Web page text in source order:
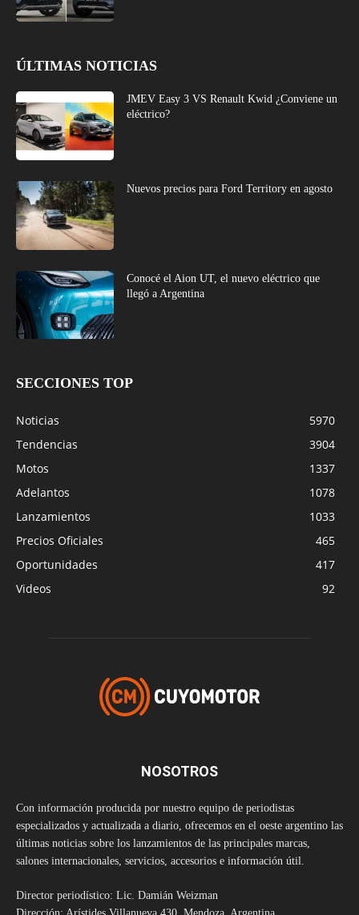
ÚLTIMAS NOTICIAS
JMEV Easy 3 VS Renault Kwid ¿Conviene un
eléctrico?
Nuevos precios para Ford Territory en agosto
Conocé el Aion UT, el nuevo eléctrico que
llegó a Argentina
SECCIONES TOP
Noticias
5970
Tendencias
3904
Motos
1337
Adelantos
1078
Lanzamientos
1033
Precios Oficiales
465
Oportunidades
417
Videos
92
NOSOTROS
Con información producida por nuestro equipo de periodistas
especializados y actualizada a diario, ofrecemos en el oeste argentino las
últimas noticias sobre los lanzamientos de las principales marcas,
salones internacionales, servicios, accesorios e información útil.
Director periodístico: Lic. Damián Weizman